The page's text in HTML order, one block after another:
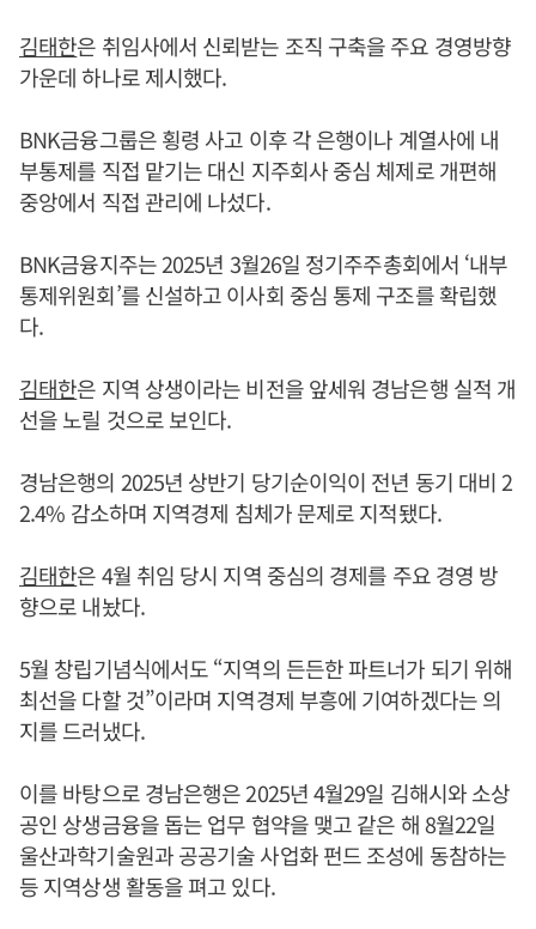
김태한은 취임사에서 신뢰받는 조직 구축을 주요 경영방향
가운데 하나로 제시했다.
BNK금융그룹은 횡령 사고 이후 각 은행이나 계열사에 내
부통제를 직접 맡기는 대신 지주회사 중심 체제로 개편해
중앙에서 직접 관리에 나섰다.
BNK금융지주는 2025년 3월26일 정기주주총회에서 ‘내부
통제위원회’를 신설하고 이사회 중심 통제 구조를 확립했
다.
김태한은 지역 상생이라는 비전을 앞세워 경남은행 실적 개
선을 노릴 것으로 보인다.
경남은행의 2025년 상반기 당기순이익이 전년 동기 대비 2
2.4% 감소하며 지역경제 침체가 문제로 지적됐다.
김태한은 4월 취임 당시 지역 중심의 경제를 주요 경영 방
향으로 내놨다.
5월 창립기념식에서도 “지역의 든든한 파트너가 되기 위해
최선을 다할 것”이라며 지역경제 부흥에 기여하겠다는 의
지를 드러냈다.
이를 바탕으로 경남은행은 2025년 4월29일 김해시와 소상
공인 상생금융을 돕는 업무 협약을 맺고 같은 해 8월22일
울산과학기술원과 공공기술 사업화 펀드 조성에 동참하는
등 지역상생 활동을 펴고 있다.